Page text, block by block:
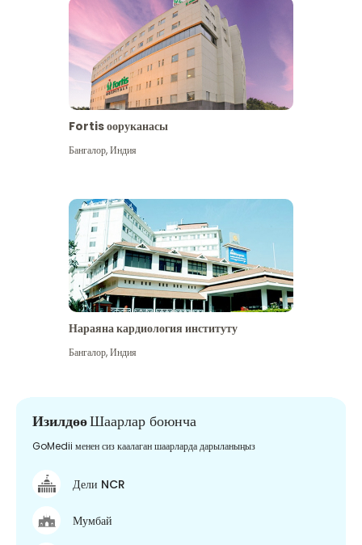
Fortis ооруканасы
Бангалор,Индия
Нараяна кардиология институту
Бангалор,Индия
ИзилдөөШаарлар боюнча
GoMedii менен сиз каалаган шаарларда дарыланыңыз
Дели NCR
Мумбай